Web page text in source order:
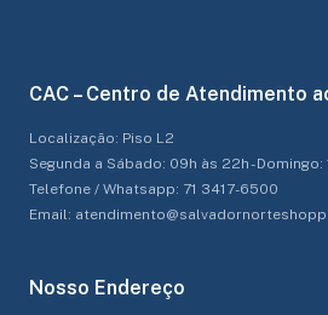
CAC – Centro de Atendimento
Localização: Piso L2
Segunda a Sábado: 09h às 22h - Domingo:
Telefone / Whatsapp: 71 3417-6500
Email:
Nosso Endereço